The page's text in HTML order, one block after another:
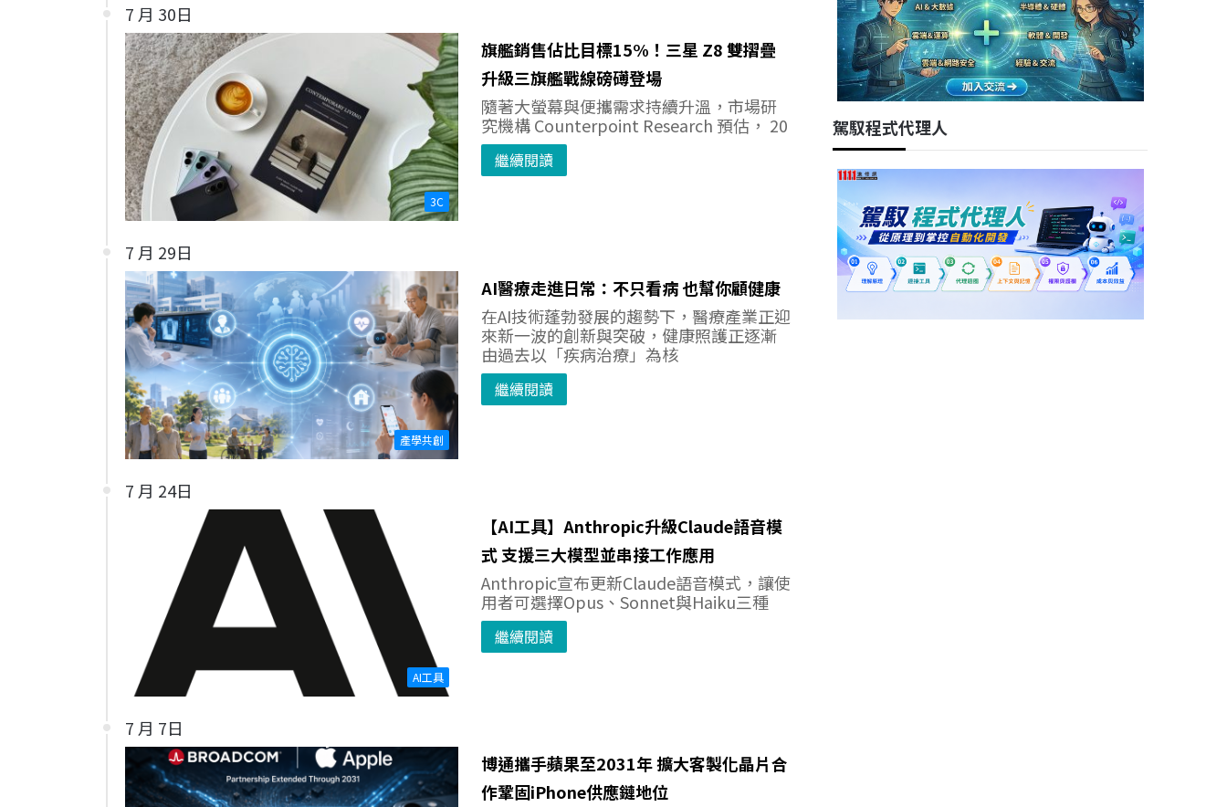
7 月 30日
3C
旗艦銷售佔比目標15%！三星 Z8 雙摺疊
升級三旗艦戰線磅礡登場
隨著大螢幕與便攜需求持續升溫，市場研
究機構 Counterpoint Research 預估， 20
繼續閱讀
7 月 29日
產學共創
AI醫療走進日常：不只看病 也幫你顧健康
在AI技術蓬勃發展的趨勢下，醫療產業正迎
來新一波的創新與突破，健康照護正逐漸
由過去以「疾病治療」為核
繼續閱讀
7 月 24日
AI工具
【AI工具】Anthropic升級Claude語音模
式 支援三大模型並串接工作應用
Anthropic宣布更新Claude語音模式，讓使
用者可選擇Opus、Sonnet與Haiku三種
繼續閱讀
7 月 7日
博通攜手蘋果至2031年 擴大客製化晶片合
作鞏固iPhone供應鏈地位
駕馭程式代理人